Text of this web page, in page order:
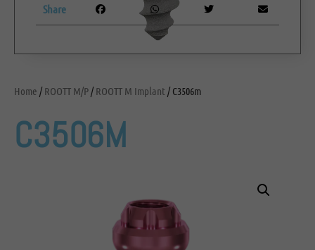
Home /ROOTT M/P/ROOTT M Implant / C3506m
C3506M
Share